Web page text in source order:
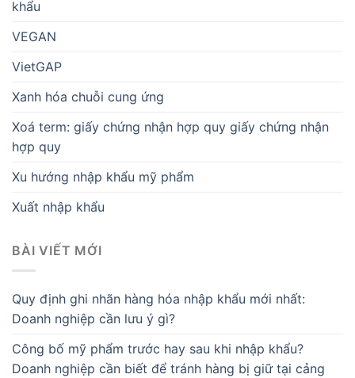
khẩu
VEGAN
VietGAP
Xanh hóa chuỗi cung ứng
Xoá term: giấy chứng nhận hợp quy giấy chứng nhận
hợp quy
Xu hướng nhập khẩu mỹ phẩm
Xuất nhập khẩu
BÀI VIẾT MỚI
Quy định ghi nhãn hàng hóa nhập khẩu mới nhất:
Doanh nghiệp cần lưu ý gì?
Công bố mỹ phẩm trước hay sau khi nhập khẩu?
Doanh nghiệp cần biết để tránh hàng bị giữ tại cảng